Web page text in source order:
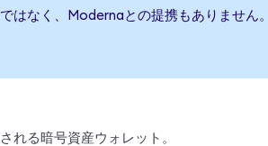
はなく、Modernaとの提携もありません
れる暗号資産ウォレット。